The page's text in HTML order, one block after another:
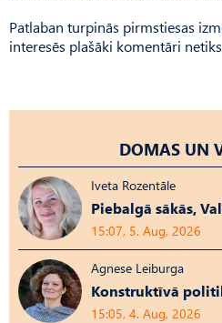
Patlaban turpinās pirmstiesas
interesēs plašāki komentāri
DOMAS UN
Iveta Rozentāle
Piebalgā sākās,
15:07, 5. Aug, 2026
Agnese Leiburga
Konstruktīvā
15:05, 4. Aug, 2026